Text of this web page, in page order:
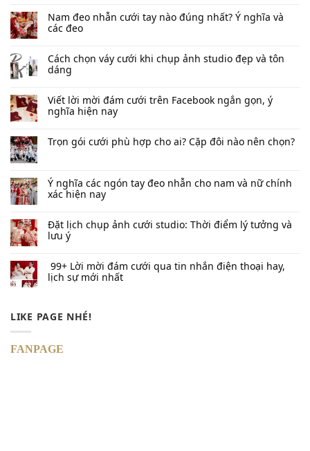
Nam đeo nhẫn cưới tay nào đúng nhất​? Ý nghĩa và
các đeo
Cách chọn váy cưới khi chụp ảnh studio đẹp và tôn
dáng
Viết lời mời đám cưới trên Facebook​ ngắn gọn, ý
nghĩa hiện nay
Trọn gói cưới phù hợp cho ai? Cặp đôi nào nên chọn?
Ý nghĩa các ngón tay đeo nhẫn cho nam và nữ chính
xác hiện nay
Đặt lịch chụp ảnh cưới studio: Thời điểm lý tưởng và
lưu ý
99+ Lời mời đám cưới qua tin nhắn​ điện thoại hay,
lịch sự mới nhất
LIKE PAGE NHÉ!
FANPAGE